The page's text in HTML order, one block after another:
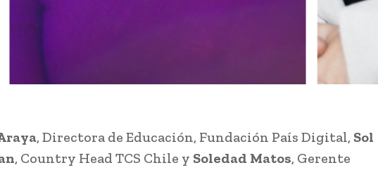
, Directora de Educación, Fundación País Digital, Sol
, Country Head TCS Chile y Soledad Matos, Gerente